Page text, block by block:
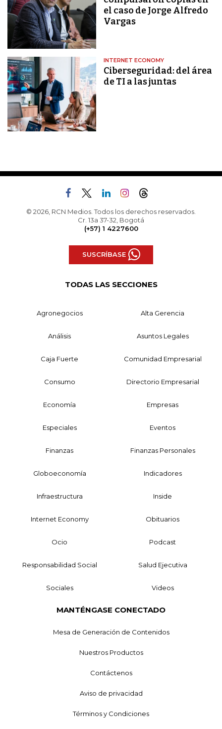
el caso de Jorge Alfredo
Vargas
INTERNET ECONOMY
Ciberseguridad: del área
de TI a las juntas
© 2026, RCN Medios. Todos los derechos reservados.
Cr. 13a 37-32, Bogotá
(+57) 1 4227600
SUSCRÍBASE
TODAS LAS SECCIONES
Agronegocios Alta Gerencia
Análisis Asuntos Legales
Caja Fuerte Comunidad Empresarial
Consumo Directorio Empresarial
Economía Empresas
Especiales Eventos
Finanzas Finanzas Personales
Globoeconomía Indicadores
Infraestructura Inside
Internet Economy Obituarios
Ocio Podcast
Responsabilidad Social Salud Ejecutiva
Sociales Videos
MANTÉNGASE CONECTADO
Mesa de Generación de Contenidos
Nuestros Productos
Contáctenos
Aviso de privacidad
Términos y Condiciones